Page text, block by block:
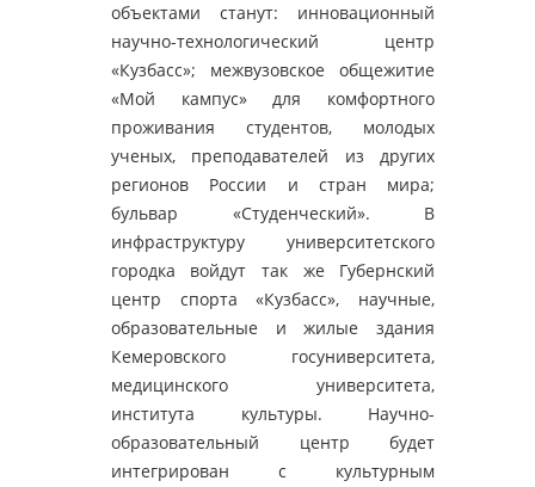
объектами станут: инновационный
научно-технологический центр
«Кузбасс»; межвузовское общежитие
«Мой кампус» для комфортного
проживания студентов, молодых
ученых, преподавателей из других
регионов России и стран мира;
бульвар «Студенческий». В
инфраструктуру университетского
городка войдут так же Губернский
центр спорта «Кузбасс», научные,
образовательные и жилые здания
Кемеровского госуниверситета,
медицинского университета,
института культуры. Научно-
образовательный центр будет
интегрирован с культурным